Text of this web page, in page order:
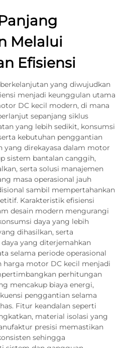
Melalui
Efisiensi
yang diwujudkan
menjadi keunggulan utama
DC kecil modern, di mana
sepanjang siklus
yang lebih sedikit, konsumsi
kebutuhan penggantian
yang direkayasa dalam motor
sistem bantalan canggih,
serta solusi manajemen
masa operasional jauh
sambil mempertahankan
Karakteristik efisiensi
desain modern mengurangi
daya yang lebih
dihasilkan, serta
yang diterjemahkan
selama periode operasional
harga motor DC kecil menjadi
perhitungan
mencakup biaya energi,
penggantian selama
Fitur keandalan seperti
material isolasi yang
presisi memastikan
sehingga